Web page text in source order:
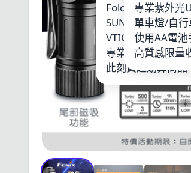
Folomov 浮樂木
SUNWAYFOTO
VTIGER
專業單車燈
此刻買超划算商品
專業紫外光
單車燈/自
使用AA電池
高質感限量